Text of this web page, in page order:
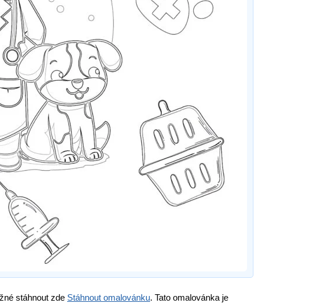
stáhnout zde Stáhnout omalovánku. Tato omalovánka je